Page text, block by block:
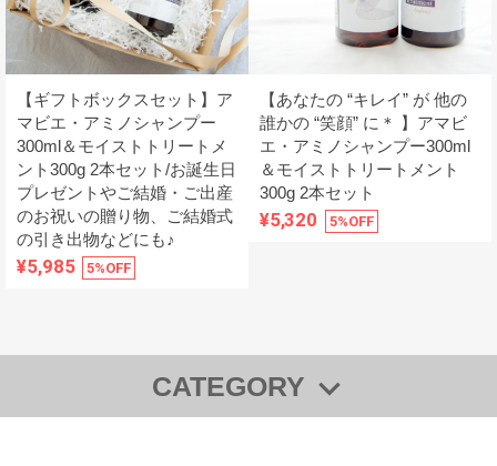
【ギフトボックスセット】ア
マビエ・アミノシャンプー
300ml＆モイストトリートメ
ント300g 2本セット/お誕生日
プレゼントやご結婚・ご出産
のお祝いの贈り物、ご結婚式
の引き出物などにも♪
¥5,985 5%OFF
【あなたの “キレイ” が 他の
誰かの “笑顔” に＊ 】アマビ
エ・アミノシャンプー300ml
＆モイストトリートメント
300g 2本セット
¥5,320 5%OFF
CATEGORY
◆【全商品一覧】